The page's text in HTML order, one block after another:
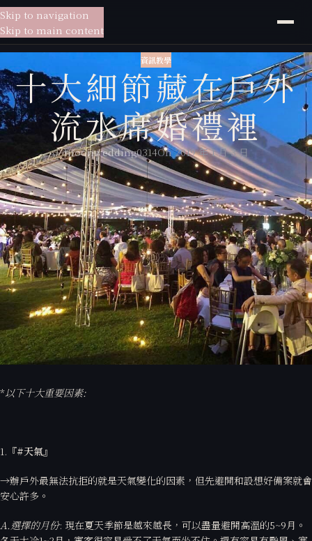
貳月婚紗
Skip to navigation
Skip to main content
資訊教學
十大細節藏在戶外
流水席婚禮裡
moonwedding0314On 2019 年 1 月 3 日
辦婚禮的場地很多種形式選擇，不管是選擇在飯店、婚宴會館、海鮮餐廳
或是戶外流水席，場地選擇上有許多小細節都要注意到唷!! 尤其想辦戶外
的新人越來越多，更是因為流水席的菜色賓客都超喜歡。所以想讓大家吃
飽又讓自己擁有美好的婚禮，那就不能不注重以下細節唷!! 主持人Molly
就統整來告訴大家。
首先，要選擇辦戶外流水席的新人要釐清的觀念，桌菜的價錢或許可以比
較低，不過在戶外可能是辦在空地的地方所需要的其他設備花費可能不會
比較少喔!!以及要顧慮的因素做好萬全的準備，就也能擁有高質感的流水
席喔。
*以下十大重要因素:
1. 『#天氣』
→辦戶外最無法抗拒的就是天氣變化的因素，但先避開和設想好備案就會
安心許多。
A.選擇的月份: 現在夏天季節是越來越長，可以盡量避開高溫的5~9月。